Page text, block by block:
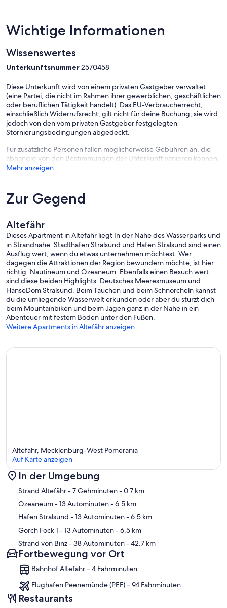
Wichtige Informationen
Wissenswertes
Unterkunftsnummer2570458
Diese Unterkunft wird von einem privaten Gastgeber verwaltet
(eine Partei, die nicht im Rahmen ihrer gewerblichen, geschäftlichen
oder beruflichen Tätigkeit handelt). Das EU-Verbraucherrecht,
einschließlich Widerrufsrecht, gilt nicht für deine Buchung, sie wird
jedoch von den vom privaten Gastgeber festgelegten
Stornierungsbedingungen abgedeckt.
Für zusätzliche Personen fallen möglicherweise Gebühren an, die
abhängig von den Bestimmungen der Unterkunft variieren können.
Mehr anzeigen
Zur Gegend
Altefähr
Dieses Apartment in Altefähr liegt In der Nähe des Wasserparks und
in Strandnähe. Stadthafen Stralsund und Hafen Stralsund sind einen
Ausflug wert, wenn du etwas unternehmen möchtest. Wer
dagegen die Attraktionen der Region bewundern möchte, ist hier
richtig: Nautineum und Ozeaneum. Ebenfalls einen Besuch wert
sind diese beiden Highlights: Deutsches Meeresmuseum und
HanseDom Stralsund. Beim Tauchen und beim Schnorcheln kannst
du die umliegende Wasserwelt erkunden oder aber du stürzt dich
beim Mountainbiken und beim Jagen ganz in der Nähe in ein
Abenteuer mit festem Boden unter den Füßen.
Weitere Apartments in Altefähr anzeigen
Karte
Altefähr, Mecklenburg-West Pomerania
Auf Karte anzeigen
In der Umgebung
Strand Altefähr- 7 Gehminuten- 0.7 km
Ozeaneum- 13 Autominuten- 6.5 km
Hafen Stralsund - 13 Autominuten- 6.5 km
Gorch Fock 1 - 13 Autominuten- 6.5 km
Strand von Binz- 38 Autominuten- 42.7 km
Fortbewegung vor Ort
Bahnhof Altefähr – 4 Fahrminuten
Flughafen Peenemünde (PEF) – 94 Fahrminuten
Restaurants